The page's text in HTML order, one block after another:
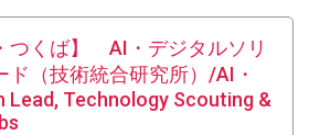
つくば】 AI・デジタルソリ
ド（技術統合研究所）/AI・
Lead, Technology Scouting &